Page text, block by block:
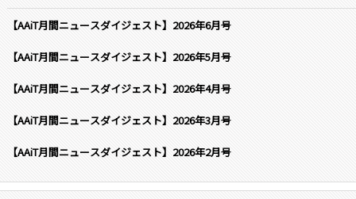
【AAiT月間ニュースダイジェスト】2026年6月号
【AAiT月間ニュースダイジェスト】2026年5月号
【AAiT月間ニュースダイジェスト】2026年4月号
【AAiT月間ニュースダイジェスト】2026年3月号
【AAiT月間ニュースダイジェスト】2026年2月号